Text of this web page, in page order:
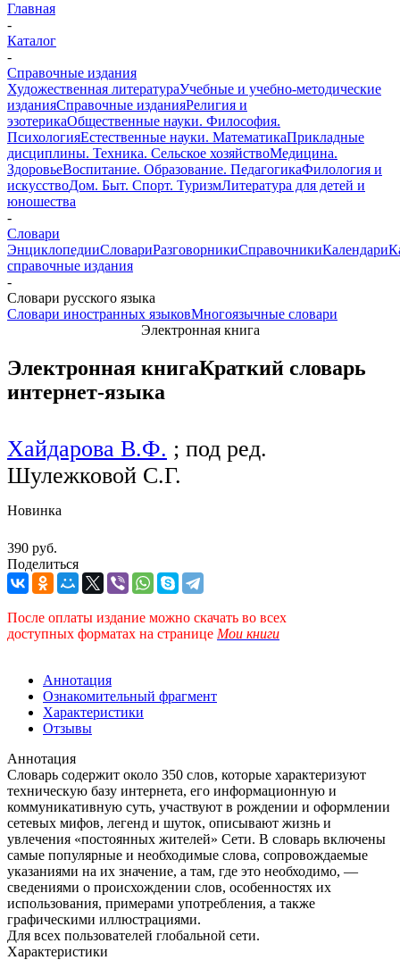
Главная
-
Каталог
-
Справочные издания
Художественная литератураУчебные и учебно-методические
изданияСправочные изданияРелигия и
эзотерикаОбщественные науки. Философия.
ПсихологияЕстественные науки. МатематикаПрикладные
дисциплины. Техника. Сельское хозяйствоМедицина.
ЗдоровьеВоспитание. Образование. ПедагогикаФилология и
искусствоДом. Быт. Спорт. ТуризмЛитература для детей и
юношества
-
Словари
ЭнциклопедииСловариРазговорникиСправочникиКалендари
справочные издания
-
Словари русского языка
Словари иностранных языковМногоязычные словари
Электронная книга
Электронная книгаКраткий словарь
интернет-языка
Хайдарова В.Ф. ; под ред.
Шулежковой С.Г.
Новинка
390 руб.
Поделиться
После оплаты издание можно скачать во всех
доступных форматах на странице Мои книги
Аннотация
Ознакомительный фрагмент
Характеристики
Отзывы
Аннотация
Словарь содержит около 350 слов, которые характеризуют
техническую базу интернета, его информационную и
коммуникативную суть, участвуют в рождении и оформлении
сетевых мифов, легенд и шуток, описывают жизнь и
увлечения «постоянных жителей» Сети. В словарь включены
самые популярные и необходимые слова, сопровождаемые
указаниями на их значение, а там, где это необходимо, —
сведениями о происхождении слов, особенностях их
использования, примерами употребления, а также
графическими иллюстрациями.
Для всех пользователей глобальной сети.
Характеристики